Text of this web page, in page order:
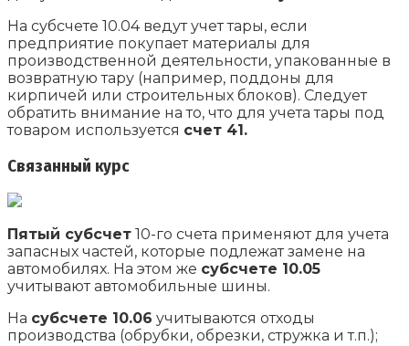
На субсчете 10.04 ведут учет тары, если
предприятие покупает материалы для
производственной деятельности, упакованные в
возвратную тару (например, поддоны для
кирпичей или строительных блоков). Следует
обратить внимание на то, что для учета тары под
товаром используется счет 41.
Связанный курс
Пятый субсчет 10-го счета применяют для учета
запасных частей, которые подлежат замене на
автомобилях. На этом же субсчете 10.05
учитывают автомобильные шины.
На субсчете 10.06 учитываются отходы
производства (обрубки, обрезки, стружка и т.п.);